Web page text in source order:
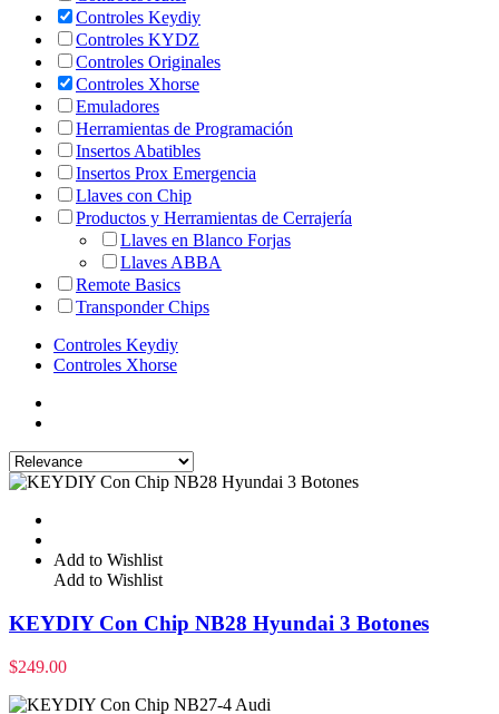
Controles Keydiy
Controles KYDZ
Controles Originales
Controles Xhorse
Emuladores
Herramientas de Programación
Insertos Abatibles
Insertos Prox Emergencia
Llaves con Chip
Productos y Herramientas de Cerrajería
Llaves en Blanco Forjas
Llaves ABBA
Remote Basics
Transponder Chips
Controles Keydiy
Controles Xhorse
Add to Wishlist
Add to Wishlist
KEYDIY Con Chip NB28 Hyundai 3 Botones
$249.00